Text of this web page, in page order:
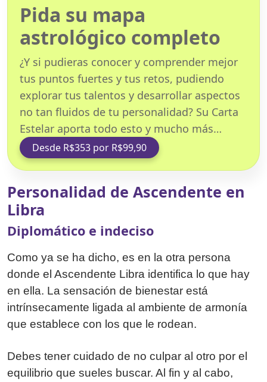
Pida su mapa
astrológico completo
¿Y si pudieras conocer y comprender mejor
tus puntos fuertes y tus retos, pudiendo
explorar tus talentos y desarrollar aspectos
no tan fluidos de tu personalidad? Su Carta
Estelar aporta todo esto y mucho más…
Desde R$353 por R$99,90
Personalidad de Ascendente en
Libra
Diplomático e indeciso
Como ya se ha dicho, es en la otra persona
donde el Ascendente Libra identifica lo que hay
en ella. La sensación de bienestar está
intrínsecamente ligada al ambiente de armonía
que establece con los que le rodean.
Debes tener cuidado de no culpar al otro por el
equilibrio que sueles buscar. Al fin y al cabo,